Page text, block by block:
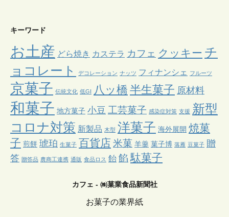
キーワード
お土産 どら焼き カステラ カフェ クッキー チ
ョコレート
デコレーション ナッツ フィナンシェ フルーツ
京菓子 伝統文化 低GI 八ッ橋 半生菓子 原材料
和菓子 地方菓子 小豆 工芸菓子 感染症対策 支援 新型
コロナ対策 新製品 木型 洋菓子 海外展開 焼菓
子 煎餅 琥珀 生菓子 百貨店 米菓 羊羹 菓子博 落雁 豆菓子 贈
答 贈答品 農商工連携 通販 食品ロス 飴 餡 駄菓子
カフェ - ㈱菓業食品新聞社
お菓子の業界紙